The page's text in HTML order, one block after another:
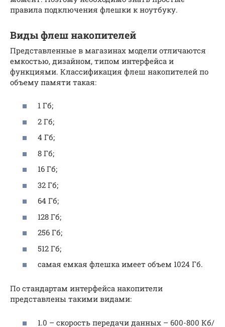
правила подключения флешки к ноутбуку.
Виды флеш накопителей
Представленные в магазинах модели отличаются
емкостью, дизайном, типом интерфейса и
функциями. Классификация флеш накопителей по
объему памяти такая:
1 Гб;
2 Гб;
4 Гб;
8 Гб;
16 Гб;
32 Гб;
64 Гб;
128 Гб;
256 Гб;
512 Гб;
самая емкая флешка имеет объем 1024 Гб.
По стандартам интерфейса накопители
представлены такими видами:
1.0 – скорость передачи данных – 600-800 Кб/